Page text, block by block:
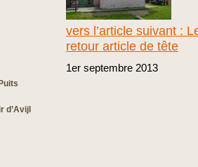
d’Avijl
vers l’article suivant :
retour article de tête
1er septembre 2013